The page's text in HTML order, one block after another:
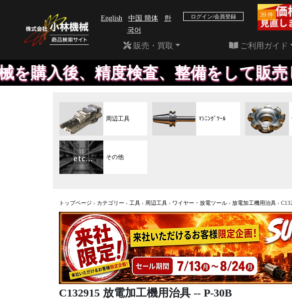
English 中国 簡体
한
국어
ログイン/会員登録 39 件
販売・買取 ご利用ガイド
度検査、整備をして販売しておりま
周辺工具 ﾏｼﾆﾝｸﾞﾂｰﾙ
その他
トップページ › カテゴリー › 工具 › 周辺工具 › ワイヤー・放電ツール › 放電加工機用治具 ›
C132915 放電加工機用治具 -- P-30B